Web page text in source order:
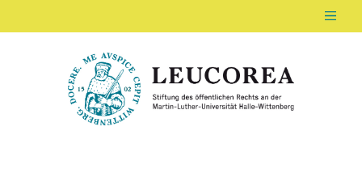
LEUCOREA DE
Stiftung des öffentlichen Rechts an der